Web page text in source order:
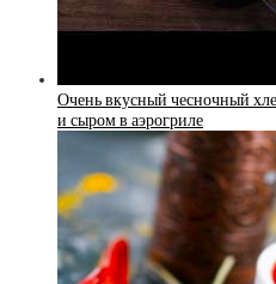
Очень вкусный чесночный
и сыром в аэрогриле